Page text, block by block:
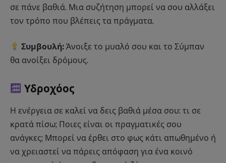
σε πάνε βαθιά. Μια συζήτηση μπορεί να σου αλλάξει
τον τρόπο που βλέπεις τα πράγματα.
Συμβουλή: Άνοιξε το μυαλό σου και το Σύμπαν
θα ανοίξει δρόμους.
Υδροχόος
Η ενέργεια σε καλεί να δεις βαθιά μέσα σου: τι σε
κρατά πίσω; Ποιες είναι οι πραγματικές σου
ανάγκες; Μπορεί να έρθει στο φως κάτι απωθημένο ή
να χρειαστεί να πάρεις απόφαση για ένα κοινό